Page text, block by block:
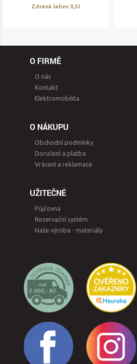
Zdravá lahev 0,5l
O FIRMĚ
O nás
Kontakt
Elektromobilita
O NÁKUPU
Obchodní podmínky
Doručení a platba
Vrácení a reklamace
UŽITEČNÉ
Půjčovna
Rezervační systém
Naše výroba - materiály